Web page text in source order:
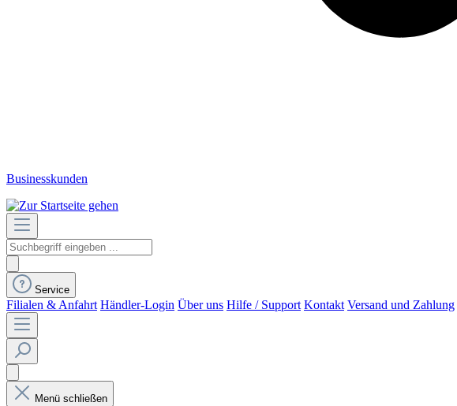
Businesskunden
Service
Filialen & Anfahrt Händler-Login Über uns Hilfe / Support Kontakt Versand und Zahlung
Menü schließen